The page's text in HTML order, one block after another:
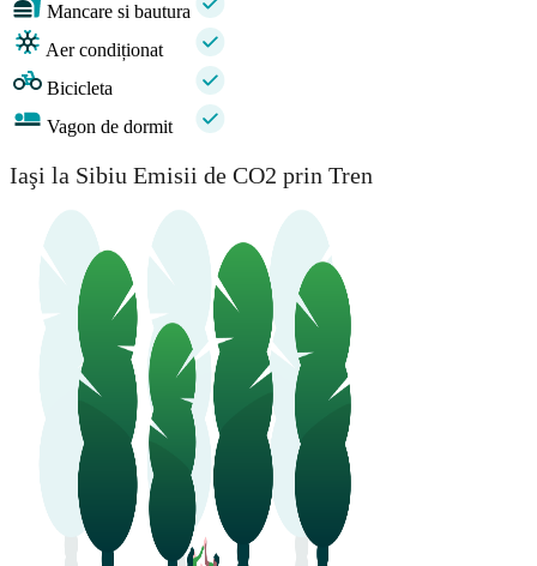
Mancare si bautura
Aer condiționat
Bicicleta
Vagon de dormit
Iaşi la Sibiu Emisii de CO2 prin Tren